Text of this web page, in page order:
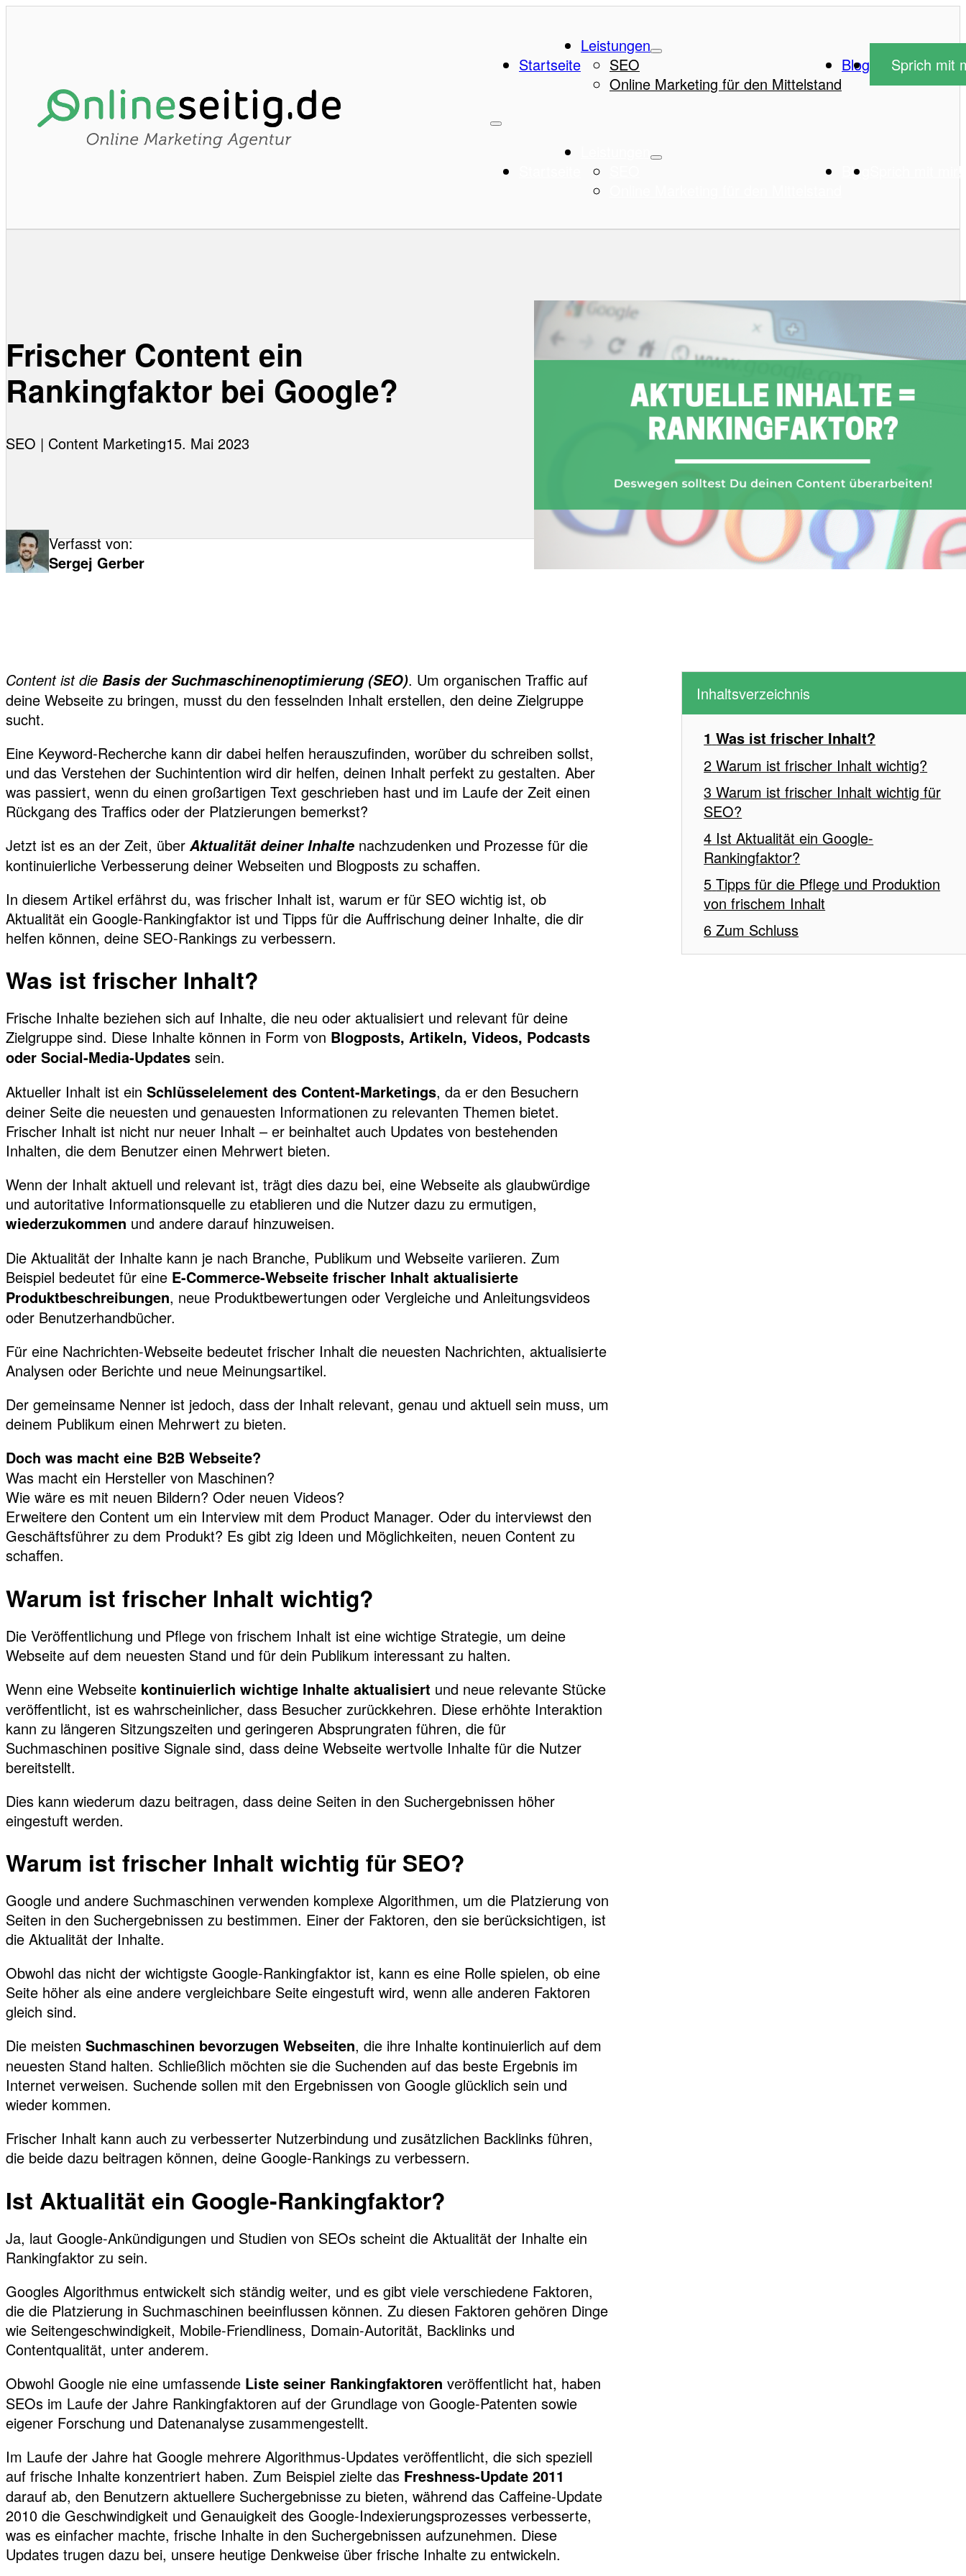
Startseite
Leistungen
SEO
Online Marketing für den Mittelstand
Blog Sprich mit
Blog Sprich mit mir!
Frischer Content ein
Rankingfaktor bei Google?
SEO | Content Marketing15. Mai 2023
Verfasst von:
Sergej Gerber
Content ist die Basis der Suchmaschinenoptimierung (SEO). Um organischen Traffic auf
deine Webseite zu bringen, musst du den fesselnden Inhalt erstellen, den deine Zielgruppe
sucht.
Eine Keyword-Recherche kann dir dabei helfen herauszufinden, worüber du schreiben sollst,
und das Verstehen der Suchintention wird dir helfen, deinen Inhalt perfekt zu gestalten. Aber
was passiert, wenn du einen großartigen Text geschrieben hast und im Laufe der Zeit einen
Rückgang des Traffics oder der Platzierungen bemerkst?
Jetzt ist es an der Zeit, über Aktualität deiner Inhalte nachzudenken und Prozesse für die
kontinuierliche Verbesserung deiner Webseiten und Blogposts zu schaffen.
In diesem Artikel erfährst du, was frischer Inhalt ist, warum er für SEO wichtig ist, ob
Aktualität ein Google-Rankingfaktor ist und Tipps für die Auffrischung deiner Inhalte, die dir
helfen können, deine SEO-Rankings zu verbessern.
Was ist frischer Inhalt?
Frische Inhalte beziehen sich auf Inhalte, die neu oder aktualisiert und relevant für deine
Zielgruppe sind. Diese Inhalte können in Form von Blogposts, Artikeln, Videos, Podcasts
oder Social-Media-Updates sein.
Aktueller Inhalt ist ein Schlüsselelement des Content-Marketings, da er den Besuchern
deiner Seite die neuesten und genauesten Informationen zu relevanten Themen bietet.
Frischer Inhalt ist nicht nur neuer Inhalt – er beinhaltet auch Updates von bestehenden
Inhalten, die dem Benutzer einen Mehrwert bieten.
Wenn der Inhalt aktuell und relevant ist, trägt dies dazu bei, eine Webseite als glaubwürdige
und autoritative Informationsquelle zu etablieren und die Nutzer dazu zu ermutigen,
wiederzukommen und andere darauf hinzuweisen.
Die Aktualität der Inhalte kann je nach Branche, Publikum und Webseite variieren. Zum
Beispiel bedeutet für eine E-Commerce-Webseite frischer Inhalt aktualisierte
Produktbeschreibungen, neue Produktbewertungen oder Vergleiche und Anleitungsvideos
oder Benutzerhandbücher.
Für eine Nachrichten-Webseite bedeutet frischer Inhalt die neuesten Nachrichten, aktualisierte
Analysen oder Berichte und neue Meinungsartikel.
Der gemeinsame Nenner ist jedoch, dass der Inhalt relevant, genau und aktuell sein muss, um
deinem Publikum einen Mehrwert zu bieten.
Doch was macht eine B2B Webseite?
Was macht ein Hersteller von Maschinen?
Wie wäre es mit neuen Bildern? Oder neuen Videos?
Erweitere den Content um ein Interview mit dem Product Manager. Oder du interviewst den
Geschäftsführer zu dem Produkt? Es gibt zig Ideen und Möglichkeiten, neuen Content zu
schaffen.
Warum ist frischer Inhalt wichtig?
Die Veröffentlichung und Pflege von frischem Inhalt ist eine wichtige Strategie, um deine
Webseite auf dem neuesten Stand und für dein Publikum interessant zu halten.
Wenn eine Webseite kontinuierlich wichtige Inhalte aktualisiert und neue relevante Stücke
veröffentlicht, ist es wahrscheinlicher, dass Besucher zurückkehren. Diese erhöhte Interaktion
kann zu längeren Sitzungszeiten und geringeren Absprungraten führen, die für
Suchmaschinen positive Signale sind, dass deine Webseite wertvolle Inhalte für die Nutzer
bereitstellt.
Dies kann wiederum dazu beitragen, dass deine Seiten in den Suchergebnissen höher
eingestuft werden.
Warum ist frischer Inhalt wichtig für SEO?
Google und andere Suchmaschinen verwenden komplexe Algorithmen, um die Platzierung von
Seiten in den Suchergebnissen zu bestimmen. Einer der Faktoren, den sie berücksichtigen, ist
die Aktualität der Inhalte.
Obwohl das nicht der wichtigste Google-Rankingfaktor ist, kann es eine Rolle spielen, ob eine
Seite höher als eine andere vergleichbare Seite eingestuft wird, wenn alle anderen Faktoren
gleich sind.
Die meisten Suchmaschinen bevorzugen Webseiten, die ihre Inhalte kontinuierlich auf dem
neuesten Stand halten. Schließlich möchten sie die Suchenden auf das beste Ergebnis im
Internet verweisen. Suchende sollen mit den Ergebnissen von Google glücklich sein und
wieder kommen.
Frischer Inhalt kann auch zu verbesserter Nutzerbindung und zusätzlichen Backlinks führen,
die beide dazu beitragen können, deine Google-Rankings zu verbessern.
Ist Aktualität ein Google-Rankingfaktor?
Ja, laut Google-Ankündigungen und Studien von SEOs scheint die Aktualität der Inhalte ein
Rankingfaktor zu sein.
Googles Algorithmus entwickelt sich ständig weiter, und es gibt viele verschiedene Faktoren,
die die Platzierung in Suchmaschinen beeinflussen können. Zu diesen Faktoren gehören Dinge
wie Seitengeschwindigkeit, Mobile-Friendliness, Domain-Autorität, Backlinks und
Contentqualität, unter anderem.
Obwohl Google nie eine umfassende Liste seiner Rankingfaktoren veröffentlicht hat, haben
SEOs im Laufe der Jahre Rankingfaktoren auf der Grundlage von Google-Patenten sowie
eigener Forschung und Datenanalyse zusammengestellt.
Im Laufe der Jahre hat Google mehrere Algorithmus-Updates veröffentlicht, die sich speziell
auf frische Inhalte konzentriert haben. Zum Beispiel zielte das Freshness-Update 2011
darauf ab, den Benutzern aktuellere Suchergebnisse zu bieten, während das Caffeine-Update
2010 die Geschwindigkeit und Genauigkeit des Google-Indexierungsprozesses verbesserte,
was es einfacher machte, frische Inhalte in den Suchergebnissen aufzunehmen. Diese
Updates trugen dazu bei, unsere heutige Denkweise über frische Inhalte zu entwickeln.
Inhaltsverzeichnis
Was ist frischer Inhalt?
Warum ist frischer Inhalt wichtig?
Warum ist frischer Inhalt wichtig für
SEO?
Ist Aktualität ein Google-
Rankingfaktor?
Tipps für die Pflege und Produktion
von frischem Inhalt
Zum Schluss